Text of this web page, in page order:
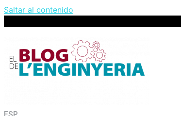
Saltar al contenido